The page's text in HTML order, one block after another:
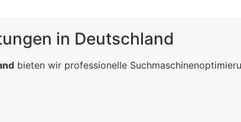
in Deutschland
bieten wir professionelle